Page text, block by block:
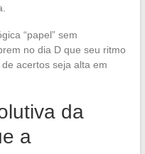
“papel” sem
no dia D que seu ritmo
acertos seja alta em
da
a